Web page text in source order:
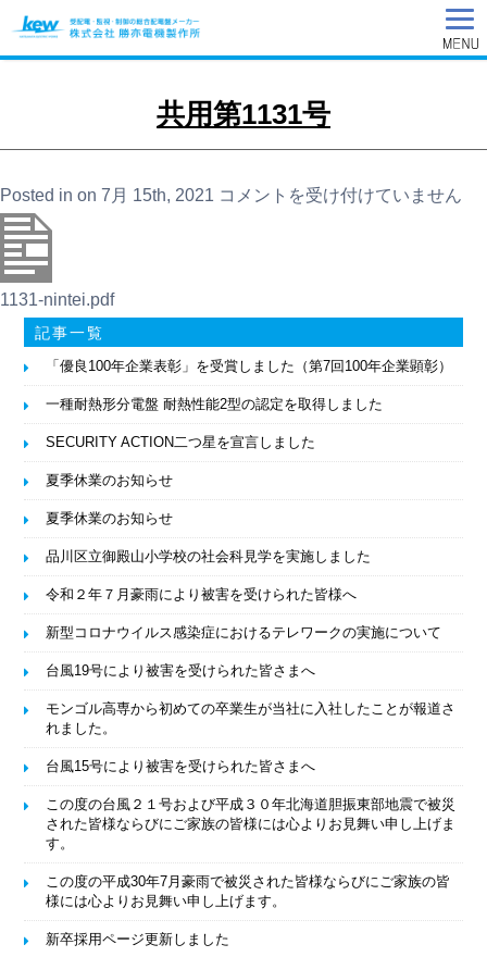
共用第1131号
Posted in on 7月 15th, 2021 共
は
コメントを受け付けていません
1131-nintei.pdf
記事一覧
「優良100年企業表彰」を受賞しました（第7回100年企業顕彰）
一種耐熱形分電盤 耐熱性能2型の認定を取得しました
SECURITY ACTION二つ星を宣言しました
夏季休業のお知らせ
夏季休業のお知らせ
品川区立御殿山小学校の社会科見学を実施しました
令和２年７月豪雨により被害を受けられた皆様へ
新型コロナウイルス感染症におけるテレワークの実施について
台風19号により被害を受けられた皆さまへ
モンゴル高専から初めての卒業生が当社に入社したことが報道さ
れました。
台風15号により被害を受けられた皆さまへ
この度の台風２１号および平成３０年北海道胆振東部地震で被災
された皆様ならびにご家族の皆様には心よりお見舞い申し上げま
す。
この度の平成30年7月豪雨で被災された皆様ならびにご家族の皆
様には心よりお見舞い申し上げます。
新卒採用ページ更新しました